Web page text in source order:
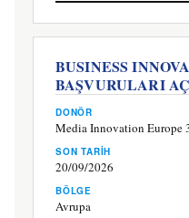
BUSINESS
BAŞVURULARI
DONÖR
Media Innovation Europe
SON TARIH
20/09/2026
BÖLGE
Avrupa